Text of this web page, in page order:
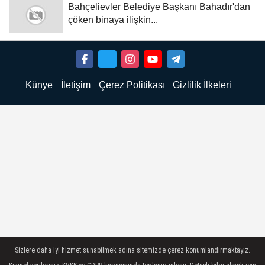
Bahçelievler Belediye Başkanı Bahadır'dan
çöken binaya ilişkin...
Künye İletişim Çerez Politikası Gizlilik İlkeleri
Sizlere daha iyi hizmet sunabilmek adına sitemizde çerez konumlandırmaktayız.